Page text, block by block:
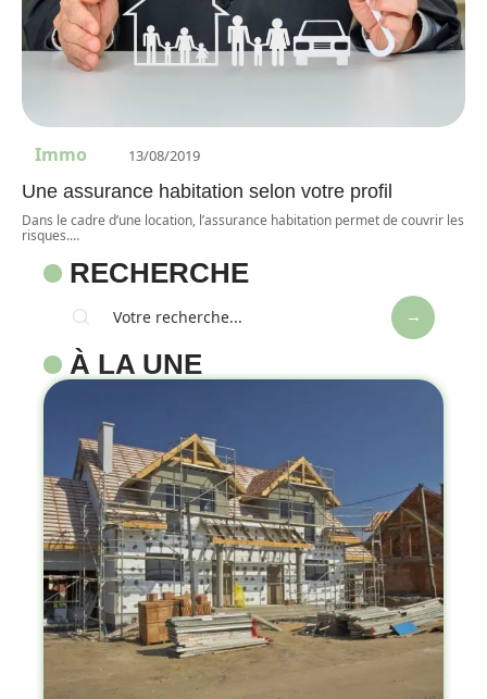
Immo 13/08/2019
Une assurance habitation selon votre profil
Dans le cadre d’une location, l’assurance habitation permet de couvrir les
risques.…
RECHERCHE
À LA UNE